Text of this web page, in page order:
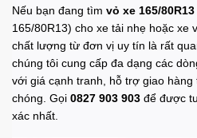
Nếu bạn đang tìm vỏ xe 165/80R13
165/80R13) cho xe tải nhẹ hoặc xe
chất lượng từ đơn vị uy tín là rất
chúng tôi cung cấp đa dạng các
với giá cạnh tranh, hỗ trợ giao
chóng. Gọi 0827 903 903 để được
xác nhất.